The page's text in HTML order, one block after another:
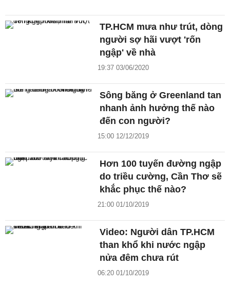
TP.HCM mưa như trút, dòng
người sợ hãi vượt 'rốn
ngập' về nhà
19:37 03/06/2020
Sông băng ở Greenland tan
nhanh ảnh hưởng thế nào
đến con người?
15:00 12/12/2019
Hơn 100 tuyến đường ngập
do triều cường, Cần Thơ sẽ
khắc phục thế nào?
21:00 01/10/2019
Video: Người dân TP.HCM
than khổ khi nước ngập
nửa đêm chưa rút
06:20 01/10/2019